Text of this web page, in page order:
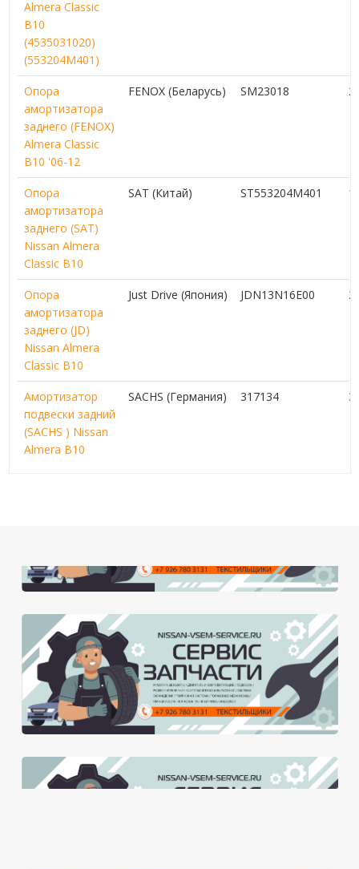
Almera Classic
B10
(4535031020)
(553204M401)
Опора
амортизатора
заднего (FENOX)
Almera Classic
B10 '06-12
FENOX (Беларусь) SM23018 2
Опора
амортизатора
заднего (SAT)
Nissan Almera
Classic B10
SAT (Китай) ST553204M401 1
Опора
амортизатора
заднего (JD)
Nissan Almera
Classic B10
Just Drive (Япония) JDN13N16E00 2
Амортизатор
подвески задний
(SACHS ) Nissan
Almera B10
SACHS (Германия) 317134 3